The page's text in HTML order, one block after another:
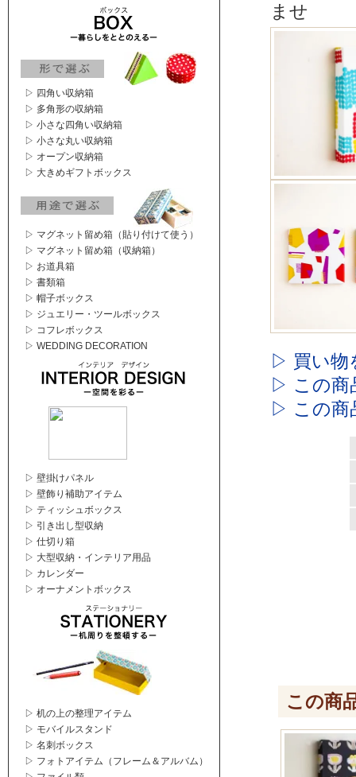
▷ 四角い収納箱
▷ 多角形の収納箱
▷ 小さな四角い収納箱
▷ 小さな丸い収納箱
▷ オープン収納箱
▷ 大きめギフトボックス
▷ マグネット留め箱（貼り付けて使う）
▷ マグネット留め箱（収納箱）
▷ お道具箱
▷ 書類箱
▷ 帽子ボックス
▷ ジュエリー・ツールボックス
▷ コフレボックス
▷ WEDDING DECORATION
▷ 壁掛けパネル
▷ 壁飾り補助アイテム
▷ ティッシュボックス
▷ 引き出し型収納
▷ 仕切り箱
▷ 大型収納・インテリア用品
▷ カレンダー
▷ オーナメントボックス
▷ 机の上の整理アイテム
▷ モバイルスタンド
▷ 名刺ボックス
▷ フォトアイテム（フレーム＆アルバム）
ませ
▷ 買い物
▷ この商
▷ この商
この商